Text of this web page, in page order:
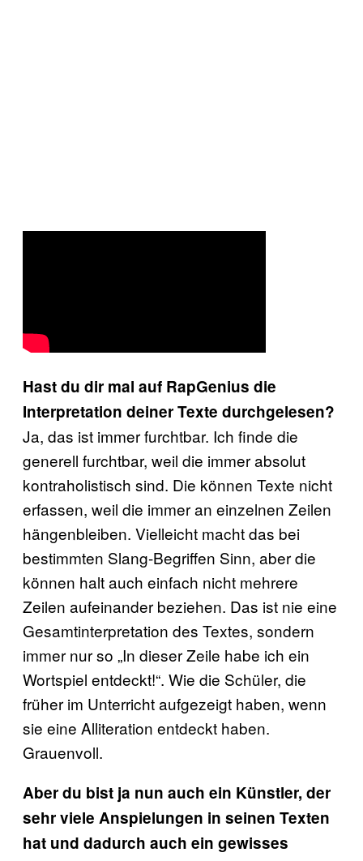
Hast du dir mal auf RapGenius die
Interpretation deiner Texte durchgelesen?
Ja, das ist immer furchtbar. Ich finde die
generell furchtbar, weil die immer absolut
kontraholistisch sind. Die können Texte nicht
erfassen, weil die immer an einzelnen Zeilen
hängenbleiben. Vielleicht macht das bei
bestimmten Slang-Begriffen Sinn, aber die
können halt auch einfach nicht mehrere
Zeilen aufeinander beziehen. Das ist nie eine
Gesamtinterpretation des Textes, sondern
immer nur so „In dieser Zeile habe ich ein
Wortspiel entdeckt!“. Wie die Schüler, die
früher im Unterricht aufgezeigt haben, wenn
sie eine Alliteration entdeckt haben.
Grauenvoll.
Aber du bist ja nun auch ein Künstler, der
sehr viele Anspielungen in seinen Texten
hat und dadurch auch ein gewisses